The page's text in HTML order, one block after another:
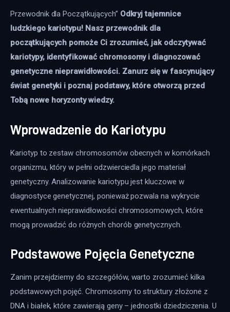
Przewodnik dla Początkujących” Odkryj tajemnice
ludzkiego kariotypu! Nasz przewodnik dla
początkujących pomoże Ci zrozumieć, jak odczytywać
kariotypy, identyfikować chromosomy i diagnozować
genetyczne nieprawidłowości. Zanurz się w fascynujący
świat genetyki i poznaj podstawy, które otworzą przed
Tobą nowe horyzonty wiedzy.
Wprowadzenie do Kariotypu
Kariotyp to zestaw chromosomów obecnych w komórkach
organizmu, który w pełni odzwierciedla jego materiał
genetyczny. Analizowanie kariotypu jest kluczowe w
diagnostyce genetycznej, ponieważ pozwala na wykrycie
ewentualnych nieprawidłowości chromosomowych, które
mogą prowadzić do różnych chorób genetycznych.
Podstawowe Pojęcia Genetyczne
Zanim przejdziemy do szczegółów, warto zrozumieć kilka
podstawowych pojęć. Chromosomy to struktury złożone z
DNA i białek, które zawierają geny – jednostki dziedziczenia. U